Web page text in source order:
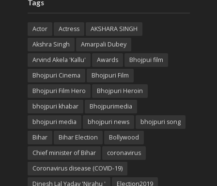
Tags
Actor Actress
AKSHARA SINGH
Akshra Singh
Amarpali Dubey
Arvind Akela 'Kallu'
Awards
Bhojpui film
Bhojpuri Cinema
Bhojpuri Film
Bhojpuri Film Hero
Bhojpuri Heroin
bhojpuri khabar
Bhojpurimedia
bhojpuri media
bhojpuri news
bhojpuri song
Bihar
Bihar Election
Bollywood
Chief minister of Bihar
coronavirus
Coronavirus disease (COVID-19)
Dinesh Lal Yadav 'Nirahu '
Election2019